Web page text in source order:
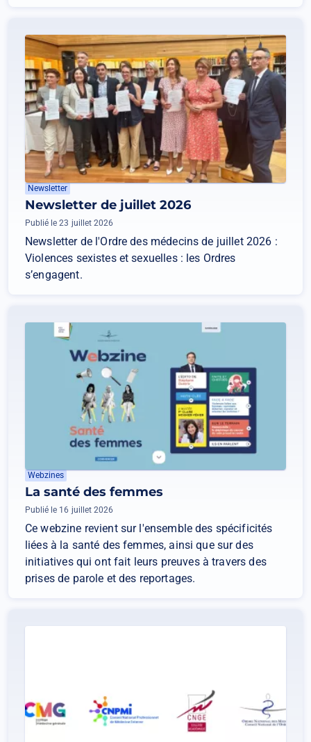
Newsletter
Newsletter de juillet 2026
Publié le 23 juillet 2026
Newsletter de l'Ordre des médecins de juillet 2026 :
Violences sexistes et sexuelles : les Ordres
s’engagent.
Webzines
La santé des femmes
Publié le 16 juillet 2026
Ce webzine revient sur l'ensemble des spécificités
liées à la santé des femmes, ainsi que sur des
initiatives qui ont fait leurs preuves à travers des
prises de parole et des reportages.